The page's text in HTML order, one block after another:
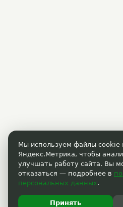
Мы используем файлы cookie
Яндекс.Метрика, чтобы
улучшать работу сайта. Вы
отказаться — подробнее в
персональных данных.
Принять